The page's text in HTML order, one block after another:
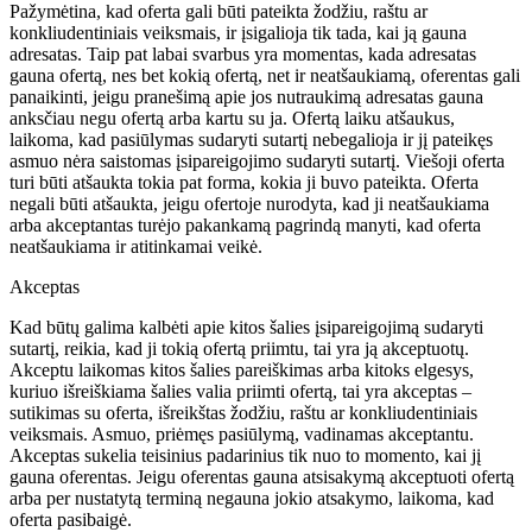
Pažymėtina, kad oferta gali būti pateikta žodžiu, raštu ar
konkliudentiniais veiksmais, ir įsigalioja tik tada, kai ją gauna
adresatas. Taip pat labai svarbus yra momentas, kada adresatas
gauna ofertą, nes bet kokią ofertą, net ir neatšaukiamą, oferentas gali
panaikinti, jeigu pranešimą apie jos nutraukimą adresatas gauna
anksčiau negu ofertą arba kartu su ja. Ofertą laiku atšaukus,
laikoma, kad pasiūlymas sudaryti sutartį nebegalioja ir jį pateikęs
asmuo nėra saistomas įsipareigojimo sudaryti sutartį. Viešoji oferta
turi būti atšaukta tokia pat forma, kokia ji buvo pateikta. Oferta
negali būti atšaukta, jeigu ofertoje nurodyta, kad ji neatšaukiama
arba akceptantas turėjo pakankamą pagrindą manyti, kad oferta
neatšaukiama ir atitinkamai veikė.
Akceptas
Kad būtų galima kalbėti apie kitos šalies įsipareigojimą sudaryti
sutartį, reikia, kad ji tokią ofertą priimtu, tai yra ją akceptuotų.
Akceptu laikomas kitos šalies pareiškimas arba kitoks elgesys,
kuriuo išreiškiama šalies valia priimti ofertą, tai yra akceptas –
sutikimas su oferta, išreikštas žodžiu, raštu ar konkliudentiniais
veiksmais. Asmuo, priėmęs pasiūlymą, vadinamas akceptantu.
Akceptas sukelia teisinius padarinius tik nuo to momento, kai jį
gauna oferentas. Jeigu oferentas gauna atsisakymą akceptuoti ofertą
arba per nustatytą terminą negauna jokio atsakymo, laikoma, kad
oferta pasibaigė.